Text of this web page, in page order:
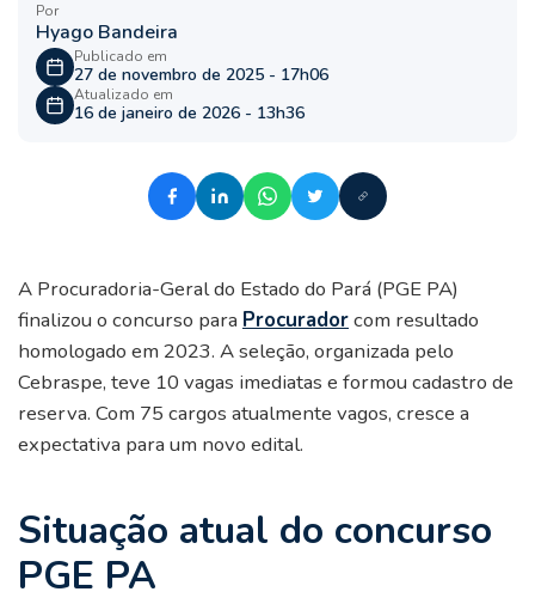
Por
Hyago Bandeira
Publicado em
27 de novembro de 2025 - 17h06
Atualizado em
16 de janeiro de 2026 - 13h36
A Procuradoria-Geral do Estado do Pará (PGE PA)
finalizou o concurso para Procuradorcom resultado
homologado em 2023. A seleção, organizada pelo
Cebraspe, teve 10 vagas imediatas e formou cadastro de
reserva. Com 75 cargos atualmente vagos, cresce a
expectativa para um novo edital.
Situação atual do concurso
PGE PA